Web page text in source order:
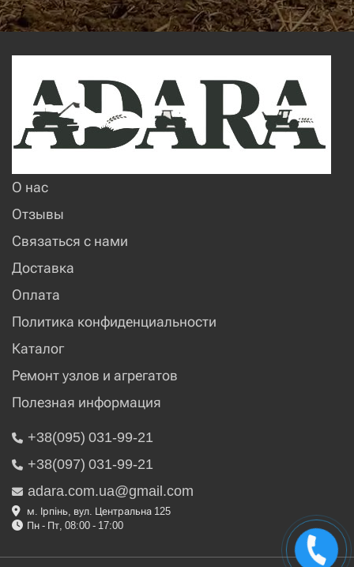
О нас
Отзывы
Связаться с нами
Доставка
Оплата
Политика конфиденциальности
Каталог
Ремонт узлов и агрегатов
Полезная информация
+38(095) 031-99-21
+38(097) 031-99-21
adara.com.ua@gmail.com
м. Ірпінь, вул. Центральна 125
Пн - Пт, 08:00 - 17:00